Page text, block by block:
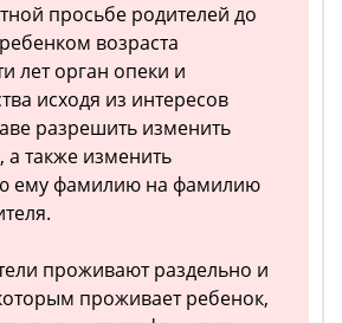
просьбе родителей до
возраста
лет орган опеки и
исходя из интересов
разрешить изменить
а также изменить
ему фамилию на фамилию
проживают раздельно и
проживает ребенок,